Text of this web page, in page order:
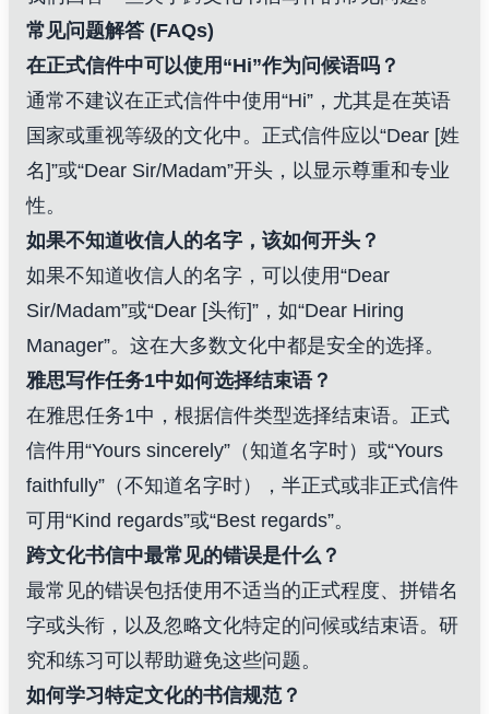
常见问题解答 (FAQs)
在正式信件中可以使用“Hi”作为问候语吗？
通常不建议在正式信件中使用“Hi”，尤其是在英语
国家或重视等级的文化中。正式信件应以“Dear [姓
名]”或“Dear Sir/Madam”开头，以显示尊重和专业
性。
如果不知道收信人的名字，该如何开头？
如果不知道收信人的名字，可以使用“Dear
Sir/Madam”或“Dear [头衔]”，如“Dear Hiring
Manager”。这在大多数文化中都是安全的选择。
雅思写作任务1中如何选择结束语？
在雅思任务1中，根据信件类型选择结束语。正式
信件用“Yours sincerely”（知道名字时）或“Yours
faithfully”（不知道名字时），半正式或非正式信件
可用“Kind regards”或“Best regards”。
跨文化书信中最常见的错误是什么？
最常见的错误包括使用不适当的正式程度、拼错名
字或头衔，以及忽略文化特定的问候或结束语。研
究和练习可以帮助避免这些问题。
如何学习特定文化的书信规范？